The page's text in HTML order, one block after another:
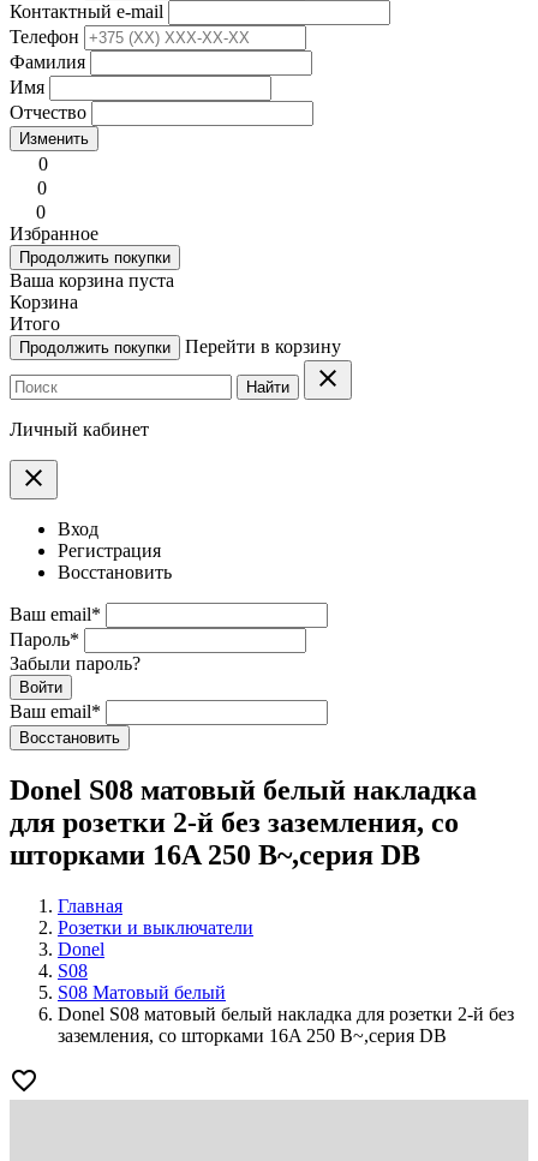
Контактный e-mail
Телефон
Фамилия
Имя
Отчество
Изменить
0
0
0
Избранное
Продолжить покупки
Ваша корзина пуста
Корзина
Итого
Продолжить покупки Перейти в корзину
Найти clear
Личный кабинет
clear
Вход
Регистрация
Восстановить
Ваш email*
Пароль*
Забыли пароль?
Войти
Ваш email*
Воcстановить
Donel S08 матовый белый накладка
для розетки 2-й без заземления, со
шторками 16A 250 В~,серия DB
Главная
Розетки и выключатели
Donel
S08
S08 Матовый белый
Donel S08 матовый белый накладка для розетки 2-й без
заземления, со шторками 16A 250 В~,серия DB
favorite_border